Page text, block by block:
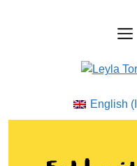
English (